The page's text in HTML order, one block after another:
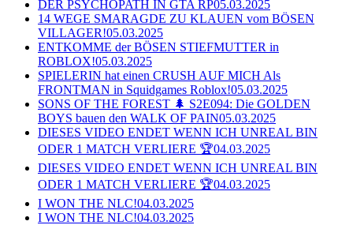
DER PSYCHOPATH IN GTA RP05.03.2025
14 WEGE SMARAGDE ZU KLAUEN vom BÖSEN
VILLAGER!05.03.2025
ENTKOMME der BÖSEN STIEFMUTTER in
ROBLOX!05.03.2025
SPIELERIN hat einen CRUSH AUF MICH Als
FRONTMAN in Squidgames Roblox!05.03.2025
SONS OF THE FOREST 🌲 S2E094: Die GOLDEN
BOYS bauen den WALK OF PAIN05.03.2025
DIESES VIDEO ENDET WENN ICH UNREAL BIN
ODER 1 MATCH VERLIERE 🏆04.03.2025
DIESES VIDEO ENDET WENN ICH UNREAL BIN
ODER 1 MATCH VERLIERE 🏆04.03.2025
I WON THE NLC!04.03.2025
I WON THE NLC!04.03.2025